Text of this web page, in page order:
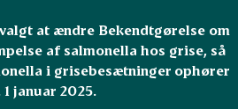
at ændre Bekendtgørelse om
af salmonella hos grise, så
i grisebesætninger ophører
1 januar 2025.